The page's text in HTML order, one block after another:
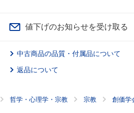
値下げのお知らせを受け取る
中古商品の品質・付属品について
返品について
哲学・心理学・宗教 宗教 創価学